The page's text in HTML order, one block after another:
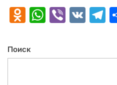
Viber
VK
Поиск